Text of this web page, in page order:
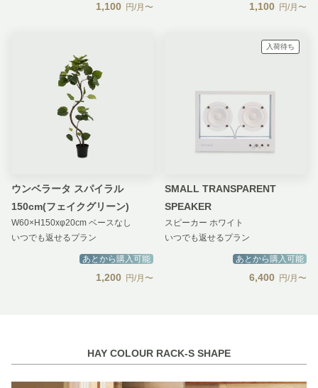
1,100 円/月〜 1,100 円/月〜
ウンベラータ スパイラル
150cm(フェイクグリーン)
W60×H150xφ20cm ベースなし
いつでも返せるプラン
あとから購入可能
1,200 円/月〜
入荷待ち
SMALL TRANSPARENT
SPEAKER
スピーカー ホワイト
いつでも返せるプラン
あとから購入可能
6,400 円/月〜
HAY COLOUR RACK-S SHAPE